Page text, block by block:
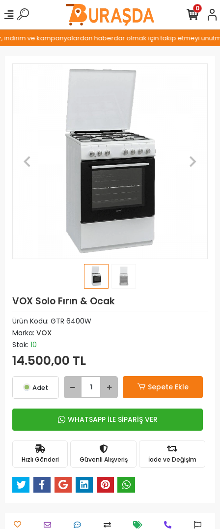
ve kampanyalardan haberdar olmak için takip etmeyi
0
VOX Solo Fırın & Ocak
Ürün Kodu: GTR 6400W
Marka: VOX
Stok: 10
14.500,00 TL
Adet Sepete Ekle
WHATSAPP İLE SİPARİŞ VER
Hızlı Gönderi Güvenli Alışveriş İade ve Değişim